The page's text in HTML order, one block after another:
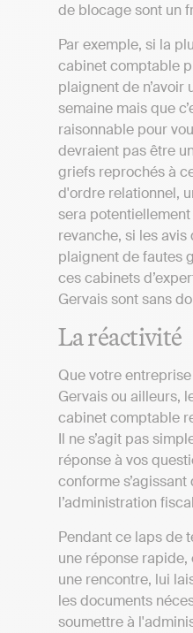
de blocage sont un
Par exemple, si la
cabinet comptable
plaignent de n’avoir
semaine mais que
raisonnable pour
devraient pas être
griefs reprochés à
d'ordre relationnel,
sera
revanche, si les avis
plaignent de fautes
ces cabinets
Gervais sont sans
La réactivité
Que votre
Gervais ou ailleurs,
cabinet comptable
Il ne s’agit pas
réponse à vos
conforme
l’administration
Pendant ce laps de
une réponse
une rencontre, lui
les documents
soumettre à